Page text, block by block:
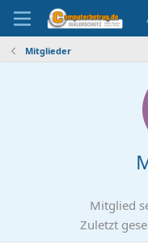
Mitglieder
Mitglied
Zuletzt